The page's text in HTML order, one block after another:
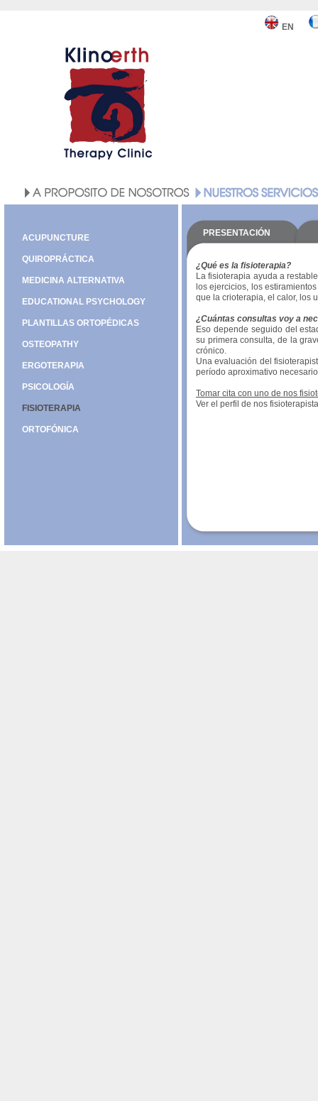
EN
ACUPUNCTURE
QUIROPRÁCTICA
MEDICINA ALTERNATIVA
EDUCATIONAL PSYCHOLOGY
PLANTILLAS ORTOPÉDICAS
OSTEOPATHY
ERGOTERAPIA
PSICOLOGÍA
FISIOTERAPIA
ORTOFÓNICA
PRESENTACIÓN
¿Qué es la fisioterapia?
La fisioterapia ayuda a
los ejercicios, los
que la crioterapia, el calor, los
¿Cuántas consultas voy a
Eso depende seguido del
su primera consulta, de la
crónico.
Una evaluación del
período aproximativo
Tomar cita con uno de nos
Ver el perfil de nos